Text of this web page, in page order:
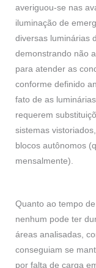
averiguou-se nas
iluminação de
diversas luminárias
demonstrando não
para atender as
conforme definido
fato de as
requerem
sistemas
blocos autônomos
mensalmente).
Quanto ao tempo
nenhum pode ter
áreas analisadas,
conseguiam se
por falta de carga